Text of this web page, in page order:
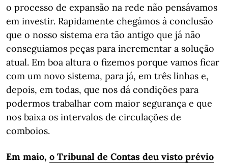
o processo de expansão na rede não pensávamos
em investir. Rapidamente chegámos à conclusão
que o nosso sistema era tão antigo que já não
conseguíamos peças para incrementar a solução
atual. Em boa altura o fizemos porque vamos ficar
com um novo sistema, para já, em três linhas e,
depois, em todas, que nos dá condições para
podermos trabalhar com maior segurança e que
nos baixa os intervalos de circulações de
comboios.
Em maio, o Tribunal de Contas deu visto prévio